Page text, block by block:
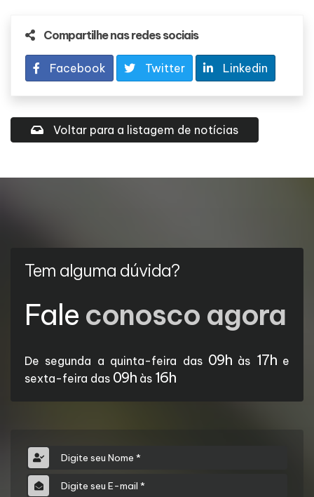
Compartilhe nas redes sociais
Facebook Twitter Linkedin
Voltar para a listagem de notícias
Tem alguma dúvida?
Fale conosco agora
De segunda a quinta-feira das 09hàs 17he
sexta-feira das 09h às 16h